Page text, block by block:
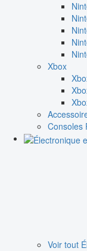
Xbox
Consoles
Voir tout